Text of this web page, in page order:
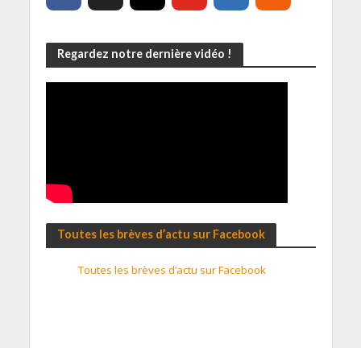
Regardez notre dernière vidéo !
Toutes les brèves d’actu sur Facebook
Toutes les brèves d’actu sur Facebook